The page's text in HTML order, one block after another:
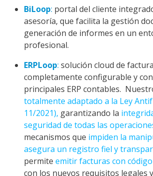
BiLoop: portal del cliente
asesoría, que facilita la gestión
generación de informes en un
profesional.
ERPLoop: solución cloud de
completamente configurable y
principales ERP contables.
totalmente adaptado a la Ley
11/2021), garantizando la
seguridad de todas las
mecanismos que impiden la
asegura un registro fiel y
permite emitir facturas con código
con los nuevos requisitos legales